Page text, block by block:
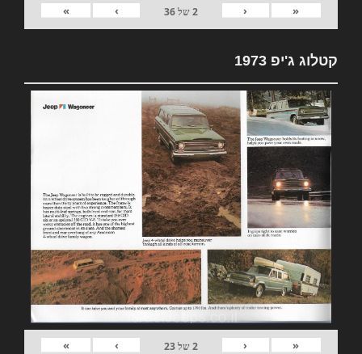
«
‹
2של36
›
»
קטלוג ג'יפ 1973
«
‹
2של23
›
»